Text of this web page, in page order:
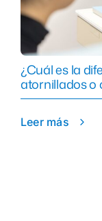
¿Cuál es la
atornillados o
Leer más